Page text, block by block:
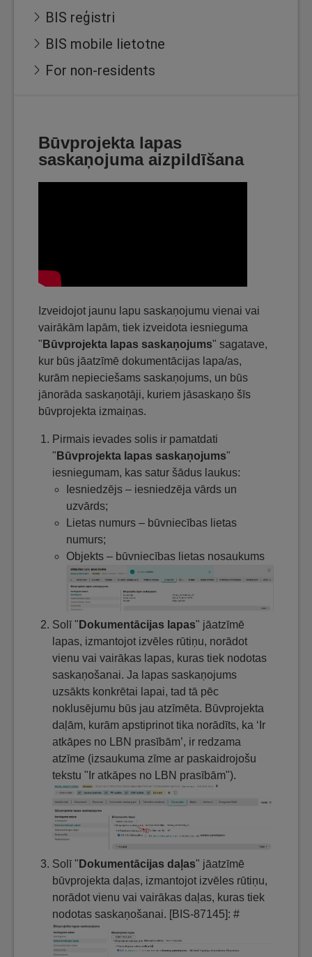
BIS reģistri
BIS mobile lietotne
For non-residents
Būvprojekta lapas
saskaņojuma aizpildīšana
Izveidojot jaunu lapu saskaņojumu vienai vai
vairākām lapām, tiek izveidota iesnieguma
" Būvprojekta lapas saskaņojums" sagatave,
kur būs jāatzīmē dokumentācijas lapa/as,
kurām nepieciešams saskaņojums, un būs
jānorāda saskaņotāji, kuriem jāsaskaņo šīs
būvprojekta izmaiņas.
Pirmais ievades solis ir pamatdati
" Būvprojekta lapas saskaņojums"
iesniegumam, kas satur šādus laukus:
Iesniedzējs – iesniedzēja vārds un
uzvārds;
Lietas numurs – būvniecības lietas
numurs;
Objekts – būvniecības lietas nosaukums
Solī " Dokumentācijas lapas" jāatzīmē
lapas, izmantojot izvēles rūtiņu, norādot
vienu vai vairākas lapas, kuras tiek nodotas
saskaņošanai. Ja lapas saskaņojums
uzsākts konkrētai lapai, tad tā pēc
noklusējumu būs jau atzīmēta. Būvprojekta
daļām, kurām apstiprinot tika norādīts, ka ‘Ir
atkāpes no LBN prasībām’, ir redzama
atzīme (izsaukuma zīme ar paskaidrojošu
tekstu "Ir atkāpes no LBN prasībām").
Solī " Dokumentācijas daļas" jāatzīmē
būvprojekta daļas, izmantojot izvēles rūtiņu,
norādot vienu vai vairākas daļas, kuras tiek
nodotas saskaņošanai. [BIS-87145]: #